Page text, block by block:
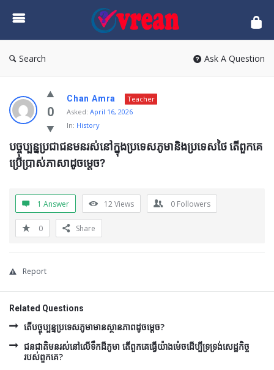
vrean.com
Search Ask A Question
0
Chan Amra
Teacher
Asked: April 16, 2026
In: History
បច្ចុប្បន្នប្រជាជនមនរស់នៅក្នុងប្រទេសភូមានិងប្រទេសថៃ តើពួកគេ
ប្រើប្រាស់ភាសាដូចម្តេច?
1 Answer 12Views 0 Followers
0 Share
Report
Related Questions
តើបច្ចុប្បន្នប្រទេសភូមាមានស្ថានភាពដូចម្តេច?
ជនជាតិមនរស់នៅលើទឹកដីភូមា តើពួកគេធ្វើយ៉ាងម៉េចដើប្បីទ្រទ្រង់សេដ្ឋកិច្ច
របស់ពួកគេ?